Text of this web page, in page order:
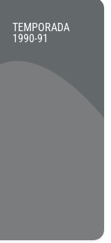
TEMPORADA
1990-91